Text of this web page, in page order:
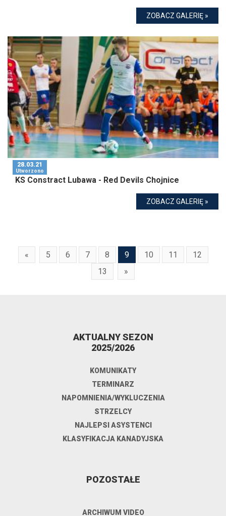
ZOBACZ GALERIĘ »
28.03.21
Utworzono
KS Constract Lubawa - Red Devils Chojnice
ZOBACZ GALERIĘ »
« 5 6 7 8 9 10 11
12
13
»
AKTUALNY SEZON
2025/2026
KOMUNIKATY
TERMINARZ
NAPOMNIENIA/WYKLUCZENIA
STRZELCY
NAJLEPSI ASYSTENCI
KLASYFIKACJA KANADYJSKA
POZOSTAŁE
ARCHIWUM VIDEO